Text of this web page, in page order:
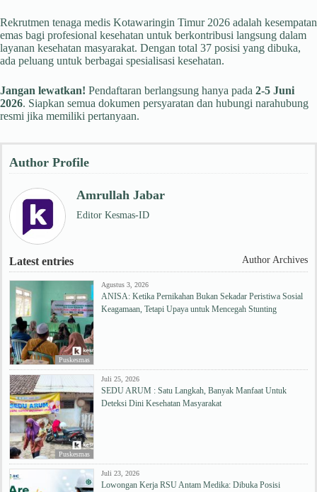
Rekrutmen tenaga medis Kotawaringin Timur 2026 adalah kesempatan
emas bagi profesional kesehatan untuk berkontribusi langsung dalam
layanan kesehatan masyarakat. Dengan total 37 posisi yang dibuka,
ada peluang untuk berbagai spesialisasi kesehatan.
Jangan lewatkan! Pendaftaran berlangsung hanya pada 2-5 Juni
2026. Siapkan semua dokumen persyaratan dan hubungi narahubung
resmi jika memiliki pertanyaan.
Author Profile
Amrullah Jabar
Editor Kesmas-ID
Latest entries Author Archives
Puskesmas
Agustus 3, 2026
ANISA: Ketika Pernikahan Bukan Sekadar Peristiwa Sosial
Keagamaan, Tetapi Upaya untuk Mencegah Stunting
Puskesmas
Juli 25, 2026
SEDU ARUM : Satu Langkah, Banyak Manfaat Untuk
Deteksi Dini Kesehatan Masyarakat
Juli 23, 2026
Lowongan Kerja RSU Antam Medika: Dibuka Posisi